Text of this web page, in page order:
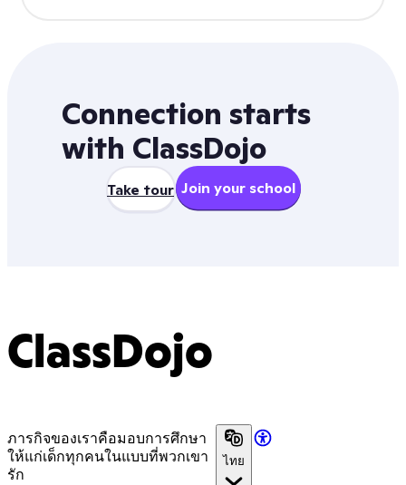
Connection starts
with ClassDojo
Take tour Join your school
ClassDojo
ภารกิจของเราคือมอบการศึกษา
ให้แก่เด็กทุกคนในแบบที่พวกเขา
รัก
ไทย